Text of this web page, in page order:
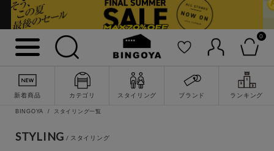
0
新着商品 カテゴリ スタイリング ブランド ランキング
詳細検索
BINGOYA スタイリング一覧
STYLING